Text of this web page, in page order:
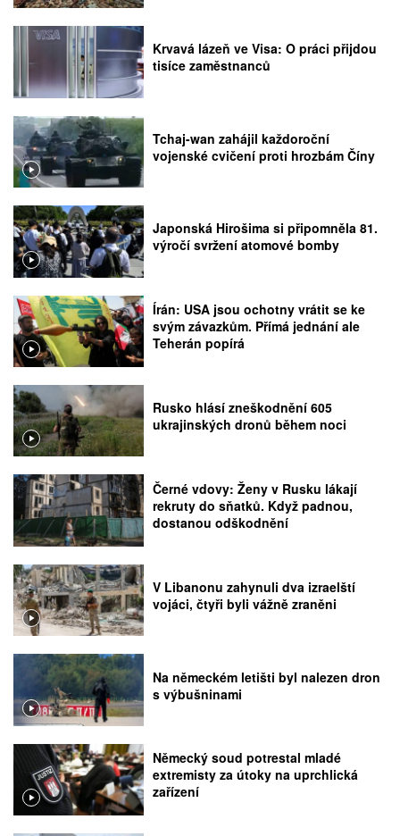
Krvavá lázeň ve Visa: O práci přijdou
tisíce zaměstnanců
Tchaj-wan zahájil každoroční
vojenské cvičení proti hrozbám Číny
Japonská Hirošima si připomněla 81.
výročí svržení atomové bomby
Írán: USA jsou ochotny vrátit se ke
svým závazkům. Přímá jednání ale
Teherán popírá
Rusko hlásí zneškodnění 605
ukrajinských dronů během noci
Černé vdovy: Ženy v Rusku lákají
rekruty do sňatků. Když padnou,
dostanou odškodnění
V Libanonu zahynuli dva izraelští
vojáci, čtyři byli vážně zraněni
Na německém letišti byl nalezen dron
s výbušninami
Německý soud potrestal mladé
extremisty za útoky na uprchlická
zařízení